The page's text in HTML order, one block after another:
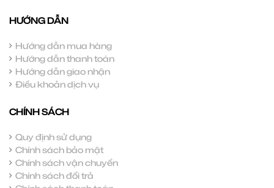
HƯỚNG DẪN
Hướng dẫn mua hàng
Hướng dẫn thanh toán
Hướng dẫn giao nhận
Điều khoản dịch vụ
CHÍNH SÁCH
Quy định sử dụng
Chính sách bảo mật
Chính sách vận chuyển
Chính sách đổi trả